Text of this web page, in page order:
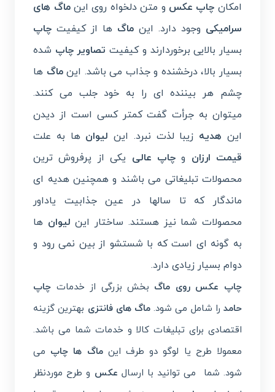
امکان چاپ عکس و متن دلخواه روی اینماگ های
سرامیکی وجود دارد. این ماگ ها از کیفیت چاپ
بسیار بالایی برخوردارند و کیفیت تصاویر چاپ شده
بسیار بالا، درخشنده و جذاب می باشد. اینماگ ها
چشم هر بیننده ای را به خود جلب می کنند.
میتوان به جرأت گفت کمتر کسی است از دیدن
این هدیه زیبا لذت نبرد. اینلیوان ها به علت
قیمت ارزان وچاپ عالی یکی از پرفروش ترین
محصولات تبلیغاتی می باشند و همچنین هدیه ای
ماندگار که تا سالها در عین جذابیت یاداور
محصولات شما نیز هستند. ساختار این لیوان ها
به گونه ای است که با شستشو از بین نمی رود و
دوام بسیار زیادی دارد.
چاپ عکس روی ماگ بخش بزرگی از خدمات چاپ
حامد را شامل می شود.ماگ های فانتزی بهترین گزینه
اقتصادی برای تبلیغات کالا و خدمات شما می باشد.
معمولا طرح یا لوگو دو طرف اینماگ ها چاپ می
شود. شما می توانید با ارسال عکس و طرح موردنظر